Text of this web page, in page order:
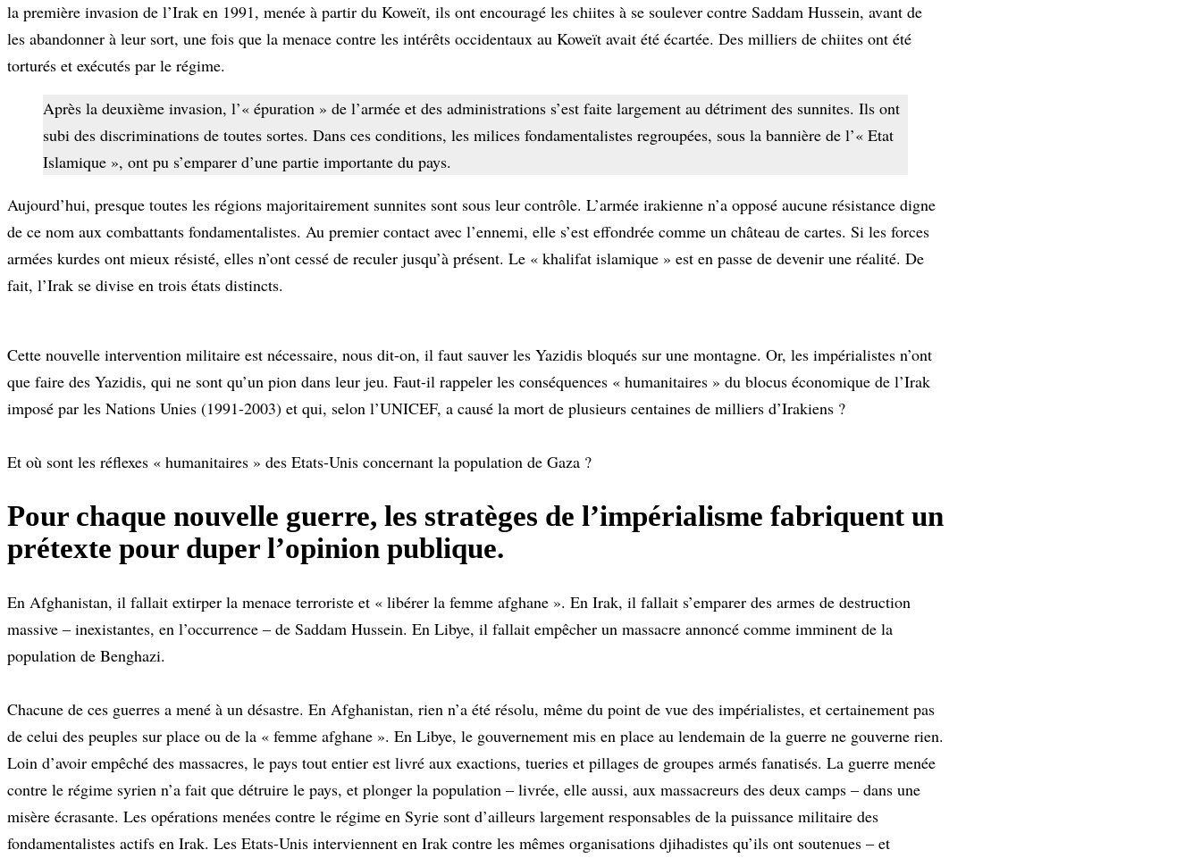
la première invasion de l’Irak en 1991, menée à partir du Koweït, ils ont encouragé les chiites à se soulever contre Saddam Hussein, avant de
les abandonner à leur sort, une fois que la menace contre les intérêts occidentaux au Koweït avait été écartée. Des milliers de chiites ont été
torturés et exécutés par le régime.
Après la deuxième invasion, l’« épuration » de l’armée et des administrations s’est faite largement au détriment des sunnites. Ils ont
subi des discriminations de toutes sortes. Dans ces conditions, les milices fondamentalistes regroupées, sous la bannière de l’« Etat
Islamique », ont pu s’emparer d’une partie importante du pays.
Aujourd’hui, presque toutes les régions majoritairement sunnites sont sous leur contrôle. L’armée irakienne n’a opposé aucune résistance digne
de ce nom aux combattants fondamentalistes. Au premier contact avec l’ennemi, elle s’est effondrée comme un château de cartes. Si les forces
armées kurdes ont mieux résisté, elles n’ont cessé de reculer jusqu’à présent. Le « khalifat islamique » est en passe de devenir une réalité. De
fait, l’Irak se divise en trois états distincts.
Cette nouvelle intervention militaire est nécessaire, nous dit-on, il faut sauver les Yazidis bloqués sur une montagne. Or, les impérialistes n’ont
que faire des Yazidis, qui ne sont qu’un pion dans leur jeu. Faut-il rappeler les conséquences « humanitaires » du blocus économique de l’Irak
imposé par les Nations Unies (1991-2003) et qui, selon l’UNICEF, a causé la mort de plusieurs centaines de milliers d’Irakiens ?
Et où sont les réflexes « humanitaires » des Etats-Unis concernant la population de Gaza ?
Pour chaque nouvelle guerre, les stratèges de l’impérialisme fabriquent un
prétexte pour duper l’opinion publique.
En Afghanistan, il fallait extirper la menace terroriste et « libérer la femme afghane ». En Irak, il fallait s’emparer des armes de destruction
massive – inexistantes, en l’occurrence – de Saddam Hussein. En Libye, il fallait empêcher un massacre annoncé comme imminent de la
population de Benghazi.
Chacune de ces guerres a mené à un désastre. En Afghanistan, rien n’a été résolu, même du point de vue des impérialistes, et certainement pas
de celui des peuples sur place ou de la « femme afghane ». En Libye, le gouvernement mis en place au lendemain de la guerre ne gouverne rien.
Loin d’avoir empêché des massacres, le pays tout entier est livré aux exactions, tueries et pillages de groupes armés fanatisés. La guerre menée
contre le régime syrien n’a fait que détruire le pays, et plonger la population – livrée, elle aussi, aux massacreurs des deux camps – dans une
misère écrasante. Les opérations menées contre le régime en Syrie sont d’ailleurs largement responsables de la puissance militaire des
fondamentalistes actifs en Irak. Les Etats-Unis interviennent en Irak contre les mêmes organisations djihadistes qu’ils ont soutenues – et